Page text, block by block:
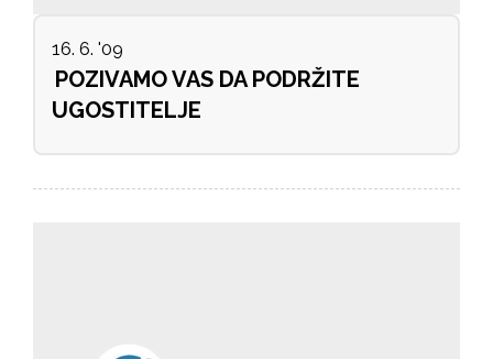
16. 6. '09
POZIVAMO VAS DA PODRŽITE
UGOSTITELJE